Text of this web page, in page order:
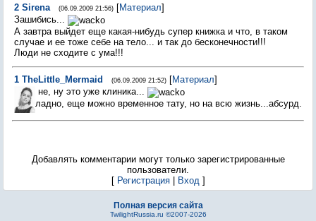
2 Sirena (06.09.2009 21:56) [Материал]
Зашибись...
А завтра выйдет еще какая-нибудь супер книжка и что, в таком
случае и ее тоже себе на тело... и так до бесконечности!!!
Люди не сходите с ума!!!
1 TheLittle_Mermaid (06.09.2009 21:52) [Материал]
не, ну это уже клиника...
ладно, еще можно временное тату, но на всю жизнь...абсурд.
Добавлять комментарии могут только зарегистрированные
пользователи.
[ Регистрация| Вход]
Полная версия сайта
TwilightRussia.ru ©2007-2026